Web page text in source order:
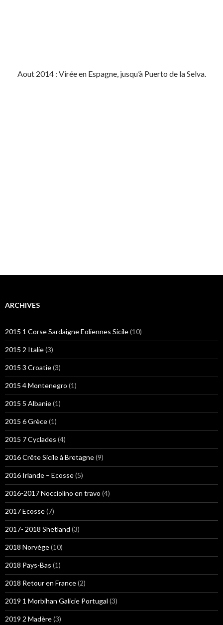
Aout 2014 : Virée en Espagne, jusqu’à Puerto de la Selva.
ARCHIVES
2015 1 Corse Sardaigne Eoliennes Sicile(10)
2015 2 Italie(3)
2015 3 Croatie(3)
2015 4 Montenegro (1)
2015 5 Albanie(1)
2015 6 Grèce(1)
2015 7 Cyclades (4)
2016 Crête Sicile à Bretagne(9)
2016 Irlande – Ecosse(5)
2016-2017 Nocciolino en travo (4)
2017 Ecosse(7)
2017- 2018 Shetland (3)
2018 Norvège(10)
2018 Pays-Bas (1)
2018 Retour en France(2)
2019 1 Morbihan Galicie Portugal (3)
2019 2 Madère(3)